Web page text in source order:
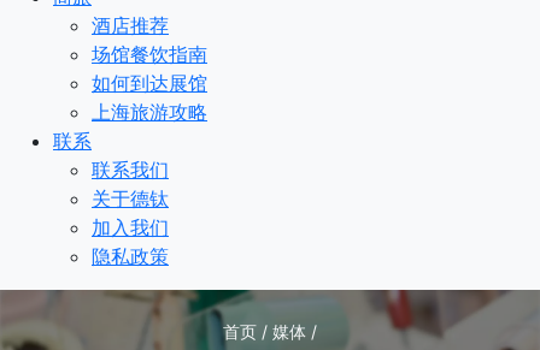
酒店推荐
场馆餐饮指南
如何到达展馆
上海旅游攻略
联系
联系我们
关于德钛
加入我们
隐私政策
首页 / 媒体 /